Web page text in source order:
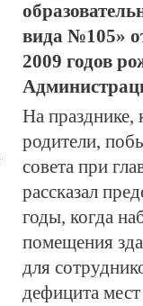
вида №105»
2009 годов
На празднике,
родители,
совета при
рассказал
годы, когда
помещения
для
дефицита